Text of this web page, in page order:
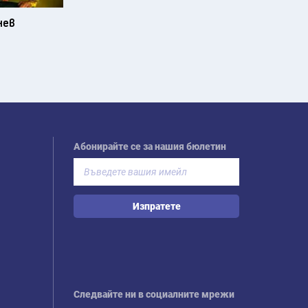
Абонирайте се за нашия бюлетин
Изпратете
Следвайте ни в социалните мрежи